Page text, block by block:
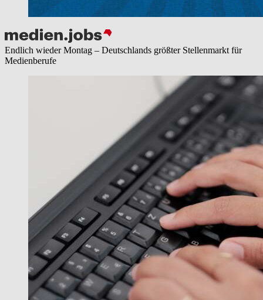
Endlich wieder Montag – Deutschlands größter Stellenmarkt für
Medienberufe